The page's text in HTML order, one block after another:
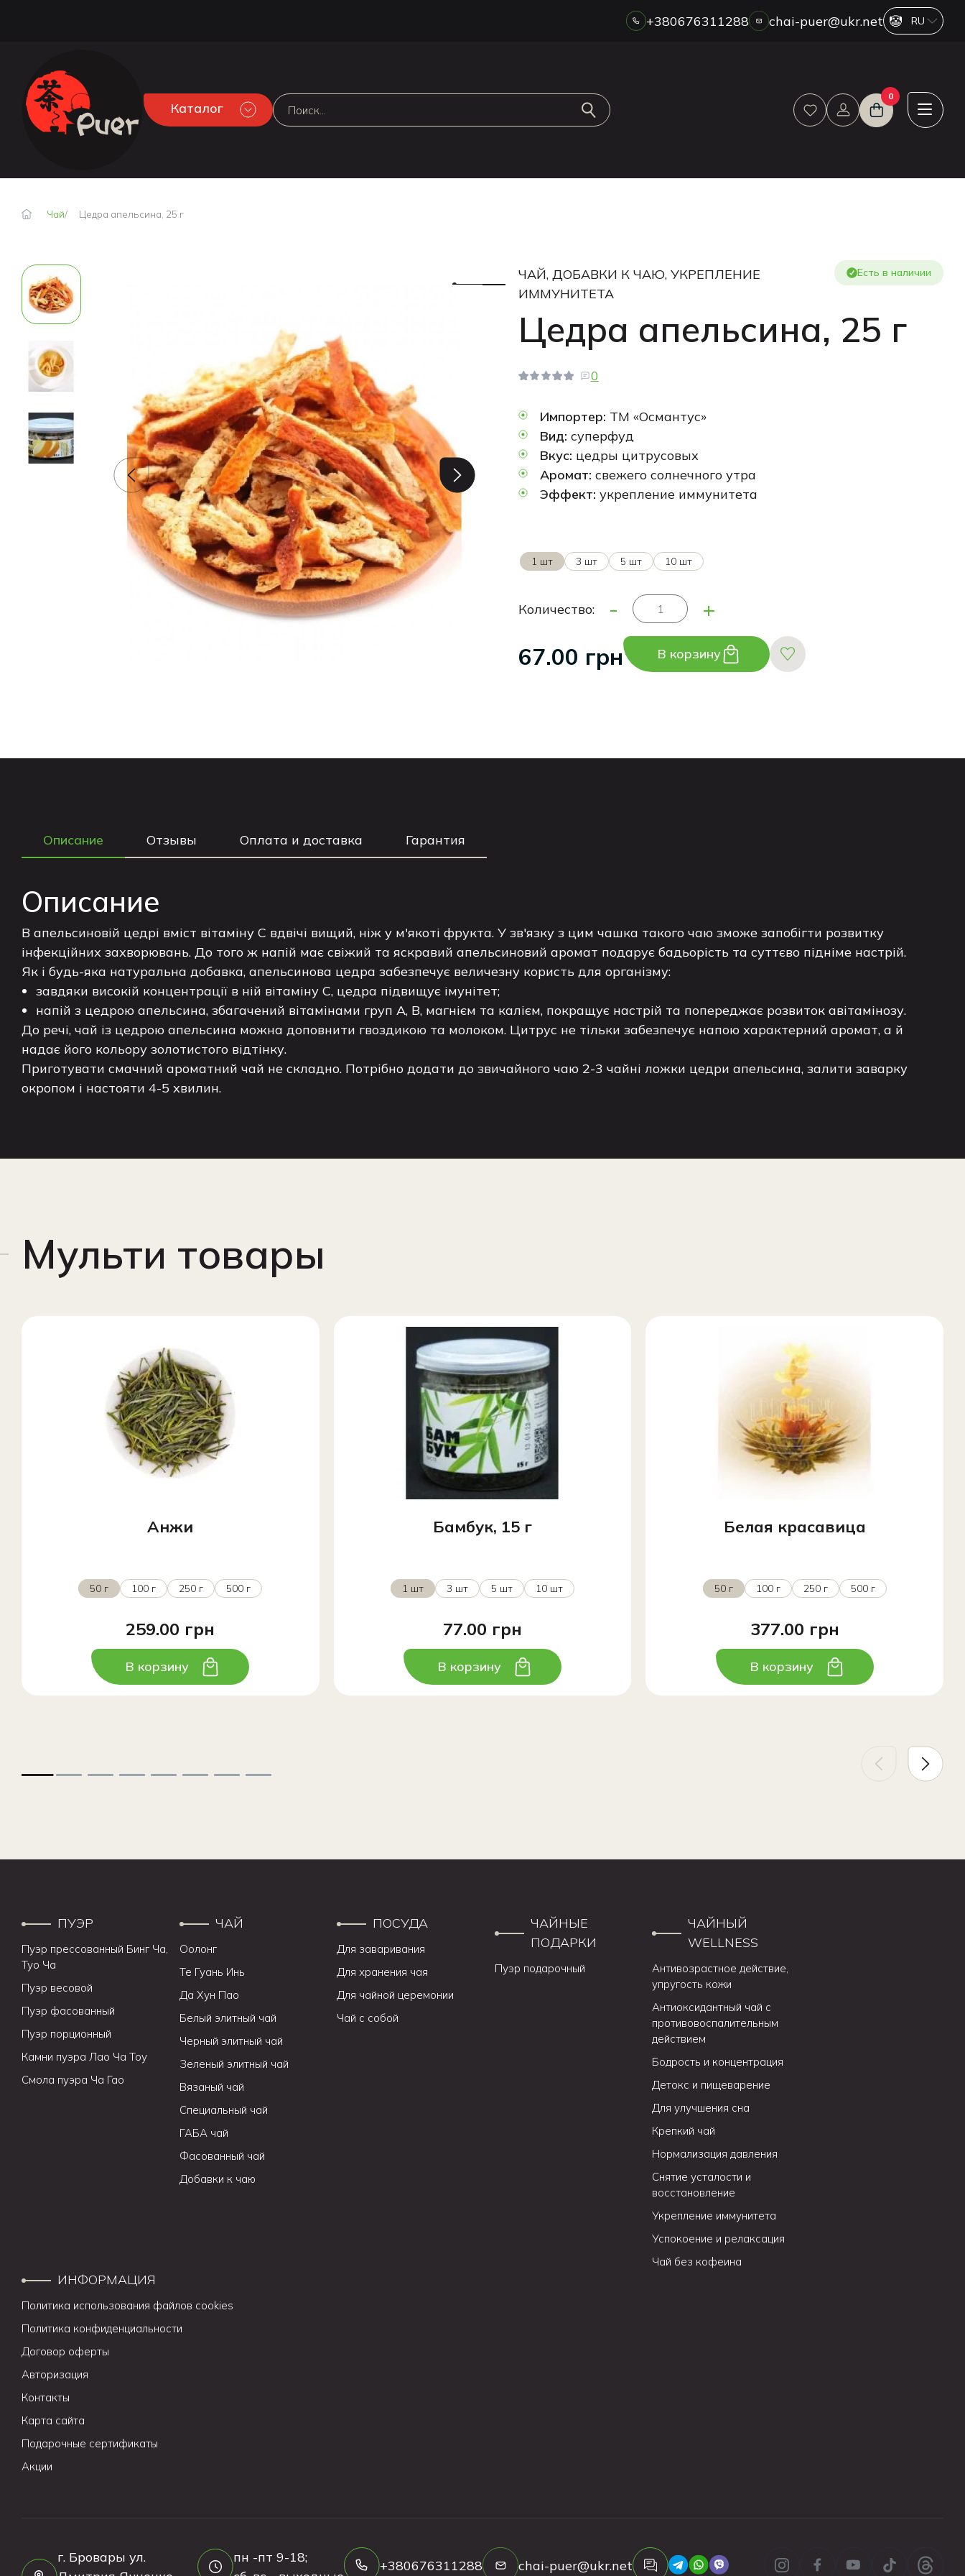
ОПТ
ДРОП
КОНТАКТЫ
+380676311288 chai-puer@ukr.net
Каталог
0
Чай Цедра апельсина, 25 г
Есть в наличии
ЧАЙ, ДОБАВКИ К ЧАЮ, УКРЕПЛЕНИЕ
ИММУНИТЕТА
Цедра апельсина, 25 г
0
Импортер: ТМ «Османтус»
Вид: суперфуд
Вкус: цедры цитрусовых
Аромат: свежего солнечного утра
Эффект: укрепление иммунитета
1 шт 3 шт 5 шт 10 шт
Количество: - +
67.00 грн В корзину
Описание Отзывы Оплата и доставка Гарантия
Описание
В апельсиновій цедрі вміст вітаміну С вдвічі вищий, ніж у м'якоті фрукта. У зв'язку з цим чашка такого чаю зможе запобігти розвитку
інфекційних захворювань. До того ж напій має свіжий та яскравий апельсиновий аромат подарує бадьорість та суттєво підніме настрій.
Як і будь-яка натуральна добавка, апельсинова цедра забезпечує величезну користь для організму:
завдяки високій концентрації в ній вітаміну С, цедра підвищує імунітет;
напій з цедрою апельсина, збагачений вітамінами груп А, В, магнієм та калієм, покращує настрій та попереджає розвиток авітамінозу.
До речі, чай із цедрою апельсина можна доповнити гвоздикою та молоком. Цитрус не тільки забезпечує напою характерний аромат, а й
надає його кольору золотистого відтінку.
Приготувати смачний ароматний чай не складно. Потрібно додати до звичайного чаю 2-3 чайні ложки цедри апельсина, залити заварку
окропом і настояти 4-5 хвилин.
Мульти товары
Анжи
50 г 100 г 250 г 500 г
259.00 грн
В корзину
Бамбук, 15 г
1 шт 3 шт 5 шт 10 шт
77.00 грн
В корзину
Белая красавица
50 г 100 г 250 г 500 г
377.00 грн
В корзину
ПУЭР
Пуэр прессованный Бинг Ча,
Туо Ча
Пуэр весовой
Пуэр фасованный
Пуэр порционный
Камни пуэра Лао Ча Тоу
Смола пуэра Ча Гао
ЧАЙ
Оолонг
Те Гуань Инь
Да Хун Пао
Белый элитный чай
Черный элитный чай
Зеленый элитный чай
Вязаный чай
Специальный чай
ГАБА чай
Фасованный чай
Добавки к чаю
ПОСУДА
Для заваривания
Для хранения чая
Для чайной церемонии
Чай с собой
ЧАЙНЫЕ
ПОДАРКИ
Пуэр подарочный
ЧАЙНЫЙ
WELLNESS
Антивозрастное действие,
упругость кожи
Антиоксидантный чай с
противовоспалительным
действием
Бодрость и концентрация
Детокс и пищеварение
Для улучшения сна
Крепкий чай
Нормализация давления
Снятие усталости и
восстановление
Укрепление иммунитета
Успокоение и релаксация
Чай без кофеина
ИНФОРМАЦИЯ
Политика использования файлов cookies
Политика конфиденциальности
Договор оферты
Авторизация
Контакты
Карта сайта
Подарочные сертификаты
Акции
г. Бровары ул.
пн -пт 9-18;
+380676311288 chai-puer@ukr.net